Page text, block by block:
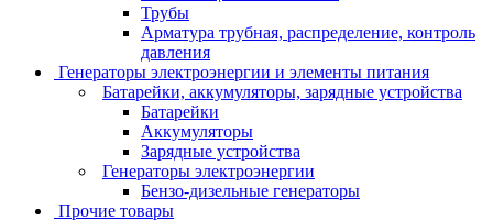
Трубы
Арматура трубная, распределение, контроль
давления
Генераторы электроэнергии и элементы питания
Батарейки, аккумуляторы, зарядные устройства
Батарейки
Аккумуляторы
Зарядные устройства
Генераторы электроэнергии
Бензо-дизельные генераторы
Прочие товары